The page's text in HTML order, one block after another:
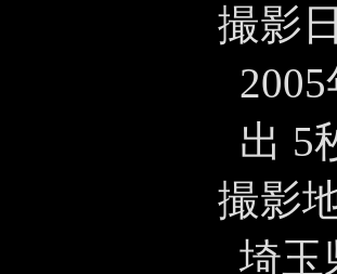
撮影
出 5
撮影
埼玉